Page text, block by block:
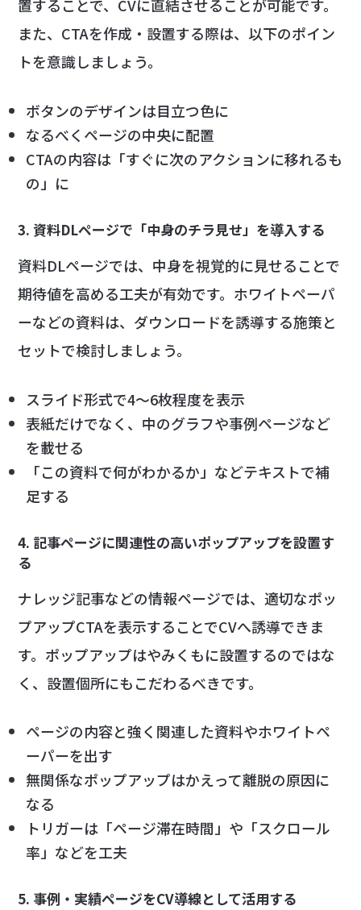
置することで、CVに直結させることが可能です。
また、CTAを作成・設置する際は、以下のポイン
トを意識しましょう。
ボタンのデザインは目立つ色に
なるべくページの中央に配置
CTAの内容は「すぐに次のアクションに移れるも
の」に
3. 資料DLページで「中身のチラ見せ」を導入する
資料DLページでは、中身を視覚的に見せることで
期待値を高める工夫が有効です。ホワイトペーパ
ーなどの資料は、ダウンロードを誘導する施策と
セットで検討しましょう。
スライド形式で4〜6枚程度を表示
表紙だけでなく、中のグラフや事例ページなど
を載せる
「この資料で何がわかるか」などテキストで補
足する
4. 記事ページに関連性の高いポップアップを設置す
る
ナレッジ記事などの情報ページでは、適切なポッ
プアップCTAを表示することでCVへ誘導できま
す。ポップアップはやみくもに設置するのではな
く、設置個所にもこだわるべきです。
ページの内容と強く関連した資料やホワイトペ
ーパーを出す
無関係なポップアップはかえって離脱の原因に
なる
トリガーは「ページ滞在時間」や「スクロール
率」などを工夫
5. 事例・実績ページをCV導線として活用する